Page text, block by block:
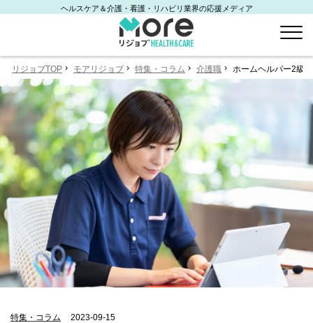
ヘルスケア＆介護・看護・リハビリ業界の応援メディア
リジョブTOP モアリジョブ 特集・コラム 介護職 ホームヘルパー2級
特集・コラム 2023-09-15